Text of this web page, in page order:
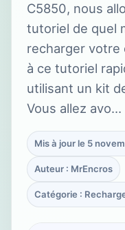
C5850, nous
tutoriel de quel
recharger votre
à ce tutoriel
utilisant un kit
Vous allez avo…
Mis à jour le 5
Auteur : MrEncros
Catégorie :